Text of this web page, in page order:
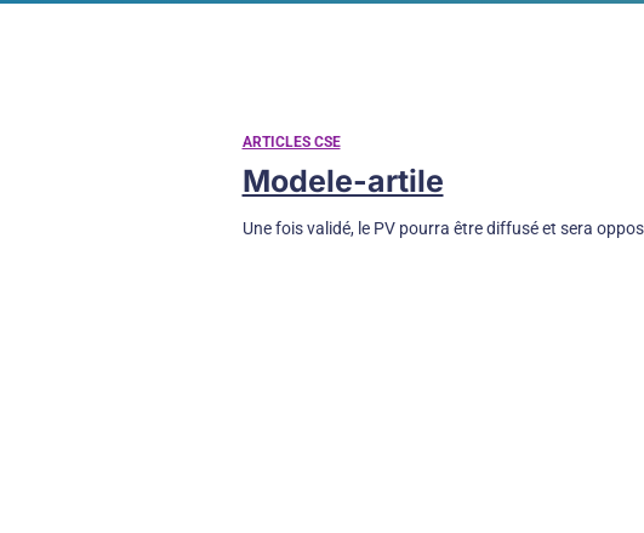
ARTICLES CSE
Modele-artile
Une fois validé, le PV pourra être diffusé et sera